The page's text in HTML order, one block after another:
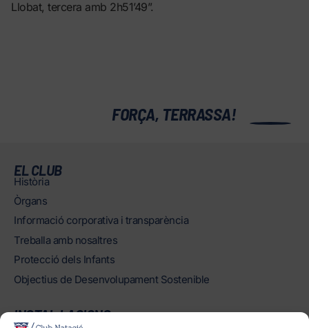
Llobat, tercera amb 2h51’49”.
FORÇA, TERRASSA!
EL CLUB
Història
Òrgans
Informació corporativa i transparència
Treballa amb nosaltres
Protecció dels Infants
Objectius de Desenvolupament Sostenible
INSTAL·LACIONS